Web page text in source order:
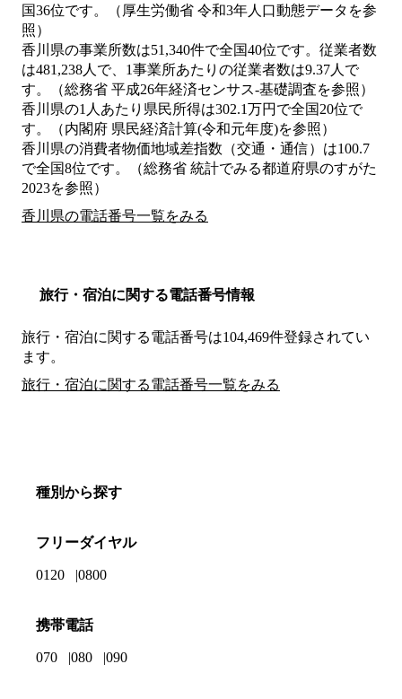
国36位です。（厚生労働省 令和3年人口動態データを参
照）
香川県の事業所数は51,340件で全国40位です。従業者数
は481,238人で、1事業所あたりの従業者数は9.37人で
す。（総務省 平成26年経済センサス‐基礎調査を参照）
香川県の1人あたり県民所得は302.1万円で全国20位で
す。（内閣府 県民経済計算(令和元年度)を参照）
香川県の消費者物価地域差指数（交通・通信）は100.7
で全国8位です。（総務省 統計でみる都道府県のすがた
2023を参照）
香川県の電話番号一覧をみる
旅行・宿泊に関する電話番号情報
旅行・宿泊に関する電話番号は104,469件登録されてい
ます。
旅行・宿泊に関する電話番号一覧をみる
種別から探す
フリーダイヤル
0120 0800
携帯電話
070 080 090